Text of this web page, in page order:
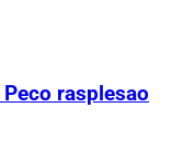
rasplesao